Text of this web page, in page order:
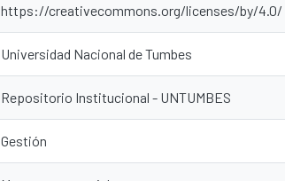
https://creativecommons.org/licenses/by/4.0/
Universidad Nacional de Tumbes
Repositorio Institucional - UNTUMBES
Gestión